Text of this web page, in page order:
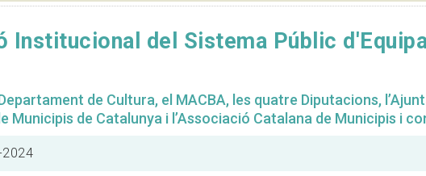
Institucional del Sistema Públic
de Cultura, el MACBA, les quatre Diputacions,
Municipis de Catalunya i l’Associació Catalana de Municipis i